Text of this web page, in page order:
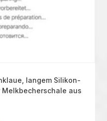
langem Silikon-
aus